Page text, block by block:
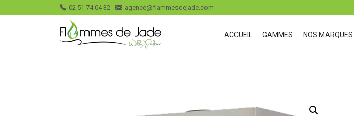
02 51 74 04 32 agence@flammesdejade.com
ACCUEIL GAMMES NOS MARQUES